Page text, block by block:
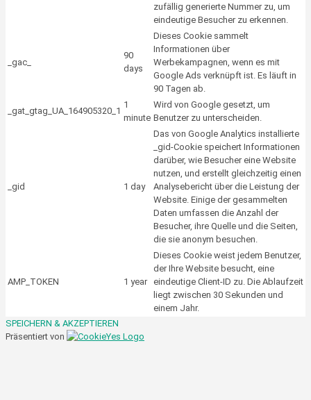
zufällig generierte Nummer zu, um
eindeutige Besucher zu erkennen.
_gac_
90
days
Dieses Cookie sammelt
Informationen über
Werbekampagnen, wenn es mit
Google Ads verknüpft ist. Es läuft in
90 Tagen ab.
_gat_gtag_UA_164905320_1
1
minute
Wird von Google gesetzt, um
Benutzer zu unterscheiden.
_gid 1 day
Das von Google Analytics installierte
_gid-Cookie speichert Informationen
darüber, wie Besucher eine Website
nutzen, und erstellt gleichzeitig einen
Analysebericht über die Leistung der
Website. Einige der gesammelten
Daten umfassen die Anzahl der
Besucher, ihre Quelle und die Seiten,
die sie anonym besuchen.
AMP_TOKEN 1 year
Dieses Cookie weist jedem Benutzer,
der Ihre Website besucht, eine
eindeutige Client-ID zu. Die Ablaufzeit
liegt zwischen 30 Sekunden und
einem Jahr.
SPEICHERN & AKZEPTIEREN
Präsentiert von